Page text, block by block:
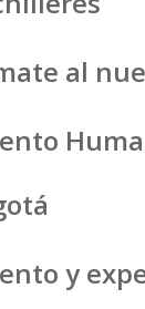
al
y